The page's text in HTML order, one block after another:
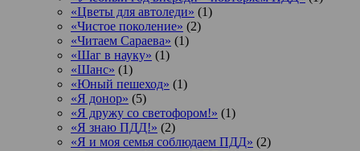
«Цветы для автоледи» (1)
«Чистое поколение» (2)
«Читаем Сараева» (1)
«Шаг в науку» (1)
«Шанс» (1)
«Юный пешеход» (1)
«Я донор» (5)
«Я дружу со светофором!» (1)
«Я знаю ПДД!» (2)
«Я и моя семья соблюдаем ПДД» (2)